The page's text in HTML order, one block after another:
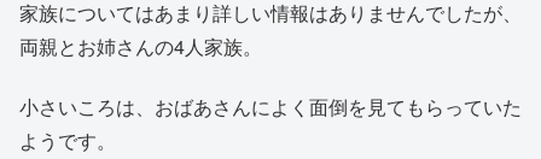
家族についてはあまり詳しい情報はありませんでしたが、
両親とお姉さんの4人家族。
小さいころは、おばあさんによく面倒を見てもらっていた
ようです。